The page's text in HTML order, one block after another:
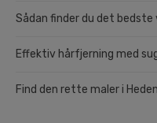
Sådan finder du det bedste
Effektiv hårfjerning med
Find den rette maler i